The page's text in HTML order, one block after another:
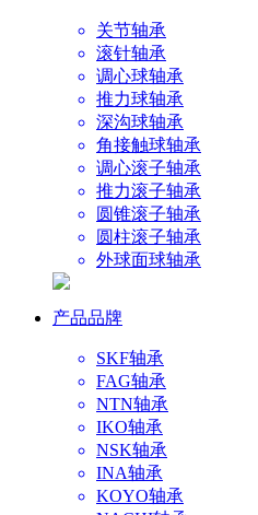
关节轴承
滚针轴承
调心球轴承
推力球轴承
深沟球轴承
角接触球轴承
调心滚子轴承
推力滚子轴承
圆锥滚子轴承
圆柱滚子轴承
外球面球轴承
产品品牌
SKF轴承
FAG轴承
NTN轴承
IKO轴承
NSK轴承
INA轴承
KOYO轴承